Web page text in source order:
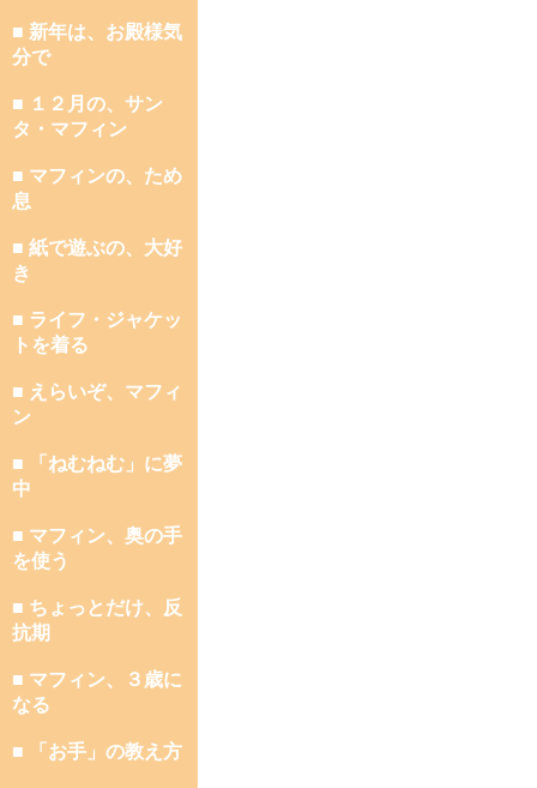
■ 新年は、お殿様気
分で
■ １２月の、サン
タ・マフィン
■ マフィンの、ため
息
■ 紙で遊ぶの、大好
き
■ ライフ・ジャケッ
トを着る
■ えらいぞ、マフィ
ン
■ 「ねむねむ」に夢
中
■ マフィン、奥の手
を使う
■ ちょっとだけ、反
抗期
■ マフィン、３歳に
なる
■ 「お手」の教え方